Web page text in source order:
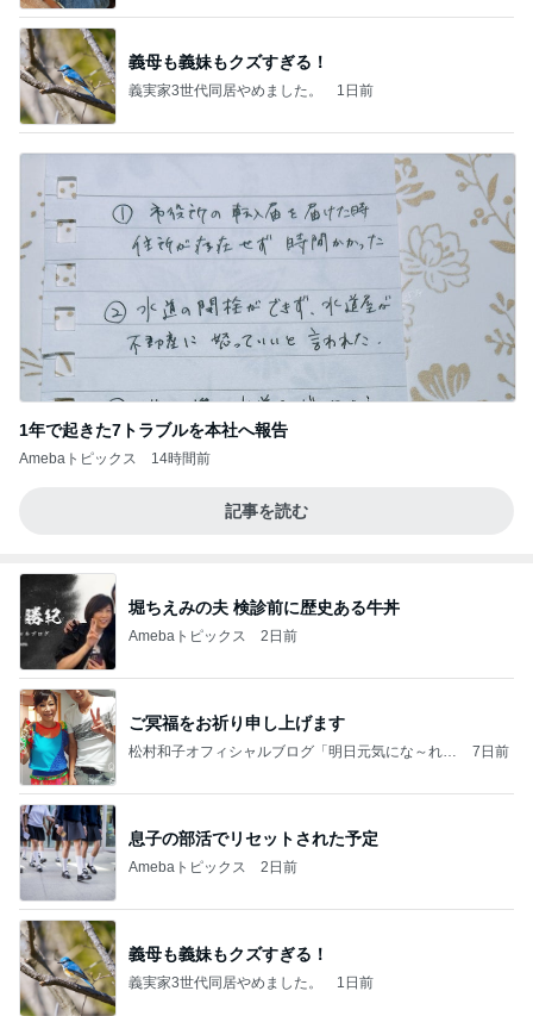
義母も義妹もクズすぎる！
義実家3世代同居やめました。 1日前
1年で起きた7トラブルを本社へ報告
Amebaトピックス 14時間前
記事を読む
堀ちえみの夫 検診前に歴史ある牛丼
Amebaトピックス 2日前
ご冥福をお祈り申し上げます
松村和子オフィシャルブログ「明日元気にな～れ」
7日前
息子の部活でリセットされた予定
Amebaトピックス 2日前
義母も義妹もクズすぎる！
義実家3世代同居やめました。 1日前